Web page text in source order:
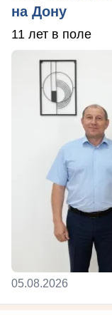
на Дону
11 лет в поле
05.08.2026